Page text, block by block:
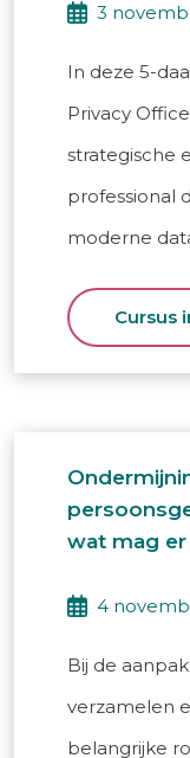
3
In deze 5-
Privacy
strategische
professional
moderne
Cursus
wat mag er
4
Bij de
verzamelen
belangrijke